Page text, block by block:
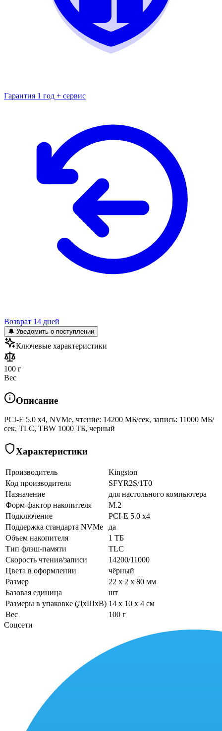
Гарантия 1 год + сервис
Возврат 14 дней
🔔 Уведомить о поступлении
Ключевые характеристики
100 г
Вес
Описание
PCI-E 5.0 x4, NVMe, чтение: 14200 МБ/сек, запись: 11000 МБ/
сек, TLC, TBW 1000 ТБ, черный
Характеристики
Производитель
Kingston
Код производителя
SFYR2S/1T0
Назначение
для настольного компьютера
Форм-фактор накопителя
M.2
Подключение
PCI-E 5.0 x4
Поддержка стандарта NVMe
да
Объем накопителя
1 ТБ
Тип флэш-памяти
TLC
Скорость чтения/записи
14200/11000
Цвета в оформлении
чёрный
Размер
22 x 2 x 80 мм
Базовая единица
шт
Размеры в упаковке (ДхШхВ) 14 x 10 x 4 см
Вес
100 г
Соцсети